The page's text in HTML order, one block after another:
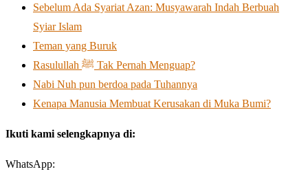
Sebelum Ada Syariat Azan: Musyawarah Indah Berbuah
Syiar Islam
Teman yang Buruk
Rasulullah ﷺ Tak Pernah Menguap?
Nabi Nuh pun berdoa pada Tuhannya
Kenapa Manusia Membuat Kerusakan di Muka Bumi?
Ikuti kami selengkapnya di:
WhatsApp: